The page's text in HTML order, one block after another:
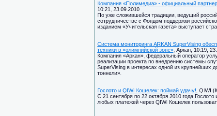
Компания «Полимедиа» - официальный
10:21, 23.09.2010
По уже сложившейся традиции, ведущий
сотрудничестве с Фондом поддержки
изданием «Учительская газета» выступает
Система мониторинга ARKAN SuperVising
техники в «олимпийской зоне» , Аркан, 10:19,
Компания «Аркан», федеральный оператор
реализации проекта по внедрению системы
SuperVising в интересах одной из
тоннели».
Гослото и QIWI Кошелек: поймай удачу! , QIWI
С 21 сентября по 22 октября 2010 года
любых платежей через QIWI Кошелек